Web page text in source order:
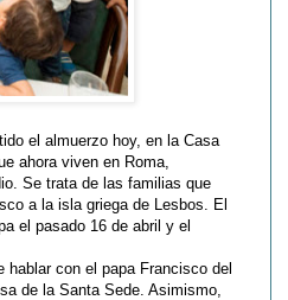
el almuerzo hoy, en la Casa
ahora viven en Roma,
Se trata de las familias que
a la isla griega de Lesbos. El
el pasado 16 de abril y el
hablar con el papa Francisco del
de la Santa Sede. Asimismo,